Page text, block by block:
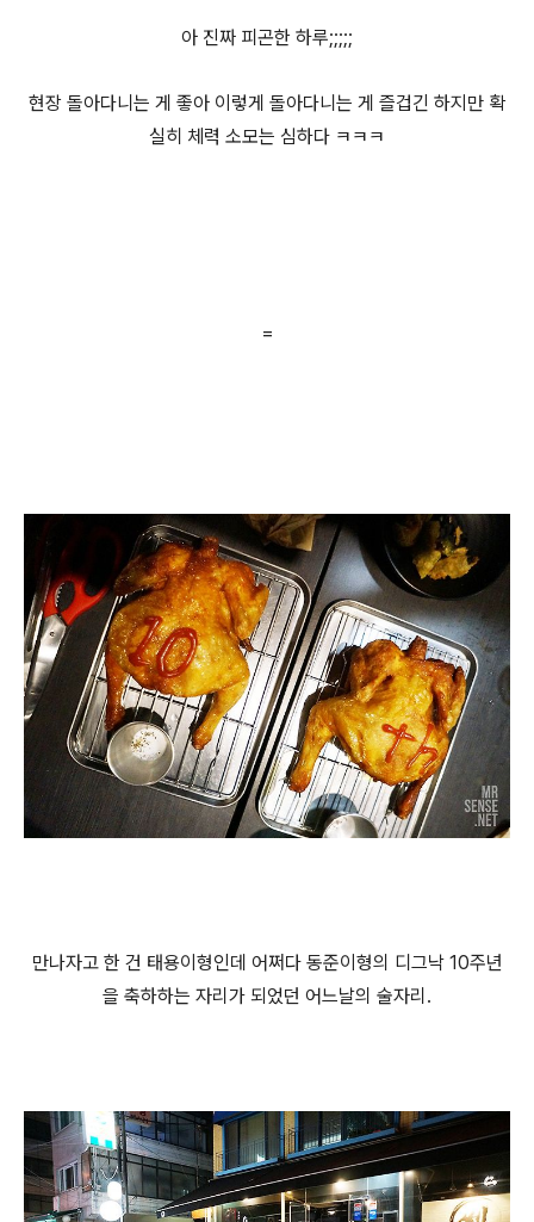
아 진짜 피곤한 하루;;;;;
현장 돌아다니는 게 좋아 이렇게 돌아다니는 게 즐겁긴 하지만 확
실히 체력 소모는 심하다 ㅋㅋㅋ
=
만나자고 한 건 태용이형인데 어쩌다 동준이형의 디그낙 10주년
을 축하하는 자리가 되었던 어느날의 술자리.